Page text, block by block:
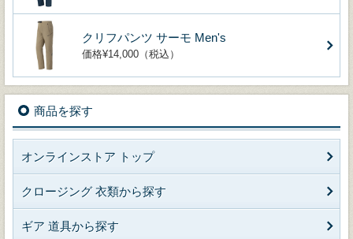
クリフパンツ サーモ Men's
価格¥14,000（税込）
商品を探す
オンラインストア トップ
クロージング 衣類から探す
ギア 道具から探す